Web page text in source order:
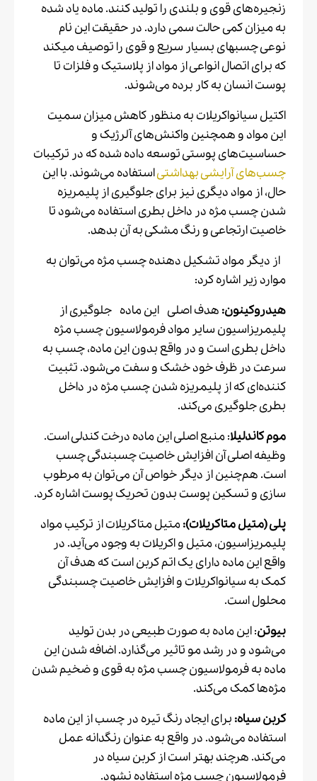
زنجیره‌های قوی و بلندی را تولید کنند. ماده یاد شده
به میزان کمی حالت سمی دارد. در حقیقت این نام
نوعی چسبهای بسیار سریع و قوی را توصیف میکند
که برای اتصال انواعی از مواد از پلاستیک و فلزات تا
پوست انسان به کار برده می‌شوند.
‏اکتیل سیانواکریلات به منظور کاهش میزان سمیت
این مواد و همچنین واکنش‌های آلرژیک و
حساسیت‌های پوستی توسعه داده شده که در ترکیبات
چسب‌های آرایشی بهداشتیاستفاده می‌شوند. با این
حال، از مواد دیگری نیز برای جلوگیری از پلیمریزه
شدن چسب مژه در داخل بطری استفاده می‌شود تا
خاصیت ارتجاعی و رنگ مشکی به آن بدهد.
از دیگر مواد تشکیل دهنده چسب مژه می‌توان به
موارد زیر اشاره کرد:
هیدروکینون: هدف اصلی این ماده جلوگیری از
پلیمریزاسیون سایر مواد فرمولاسیون چسب مژه
داخل بطری است و در واقع بدون این ماده، چسب به
سرعت در ظرف خود خشک و سفت می‌شود. تثبیت
کننده‌ای که از پلیمریزه شدن چسب مژه در داخل
بطری جلوگیری می‌کند.
موم کاندلیلا: منبع اصلی این ماده درخت کندلی است.
وظیفه اصلی آن افزایش خاصیت چسبندگی چسب
است. هم‌چنین از دیگر خواص آن می‌توان به مرطوب
سازی و تسکین پوست بدون تحریک پوست اشاره کرد.
پلی (متیل متاکریلات): متیل متاکریلات از ترکیب مواد
پلیمریزاسیون، متیل و اکریلات به وجود می‌آید. در
واقع این ماده دارای یک اتم کربن است که هدف آن
کمک به سیانواکریلات و افزایش خاصیت چسبندگی
محلول است.
بیوتن: این ماده به صورت طبیعی در بدن تولید
می‌شود و در رشد مو تاثیر می‌گذارد. اضافه شدن این
ماده به فرمولاسیون چسب مژه به قوی و ضخیم شدن
مژه‌ها کمک می‌کند.
کربن سیاه: برای ایجاد رنگ تیره در چسب از این ماده
استفاده می‌شود. در واقع به عنوان رنگدانه عمل
می‌کند. هرچند بهتر است از کربن سیاه در
فرمولاسیون چسب مژه استفاده نشود.